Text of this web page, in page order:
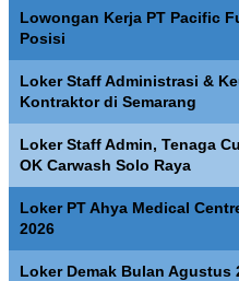
Lowongan Kerja PT Pacific
Posisi
Loker Staff Administrasi &
Kontraktor di Semarang
Loker Staff Admin, Tenaga
OK Carwash Solo Raya
Loker PT Ahya Medical
2026
Loker Demak Bulan Agustus